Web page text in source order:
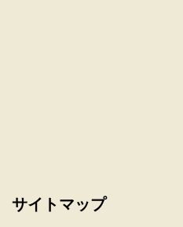
サイトマップ